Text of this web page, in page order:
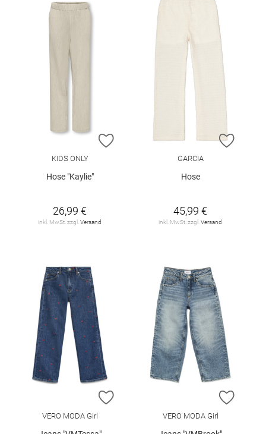
ZUR WUNSCHLISTE HINZUFÜGEN
KIDS ONLY
Hose "Kaylie"
26,99 €
inkl. MwSt. zzgl. Versand
ZUR
GARCIA
Hose
45,99 €
inkl. MwSt. zzgl. Versand
ZUR WUNSCHLISTE HINZUFÜGEN
VERO MODA Girl
ZUR
VERO MODA Girl